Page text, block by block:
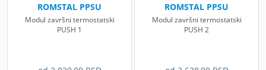
ROMSTAL PPSU
Modul završni termostatski
PUSH 1
ROMSTAL PPSU
Modul završni termostatski
PUSH 2